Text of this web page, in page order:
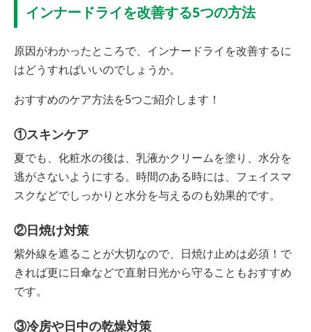
インナードライを改善する5つの方法
原因がわかったところで、インナードライを改善するに
はどうすればいいのでしょうか。
おすすめのケア方法を5つご紹介します！
①スキンケア
夏でも、化粧水の後は、乳液かクリームを塗り、水分を
逃がさないようにする。時間のある時には、フェイスマ
スクなどでしっかりと水分を与えるのも効果的です。
②日焼け対策
紫外線を遮ることが大切なので、日焼け止めは必須！で
きれば更に日傘などで直射日光から守ることもおすすめ
です。
③冷房や日中の乾燥対策